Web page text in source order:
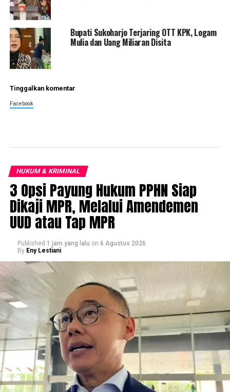
Bupati Sukoharjo Terjaring OTT KPK, Logam
Mulia dan Uang Miliaran Disita
Tinggalkan komentar
Facebook
HUKUM & KRIMINAL
3 Opsi Payung Hukum PPHN Siap
Dikaji MPR, Melalui Amendemen
UUD atau Tap MPR
Published 1 jam yang lalu on 6 Agustus 2026
By Eny Lestiani